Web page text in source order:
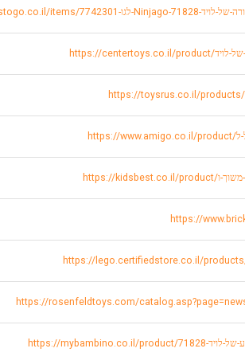
https://
https://lego.certifiedstore.co.il/
https://rosenfeldtoys.com/